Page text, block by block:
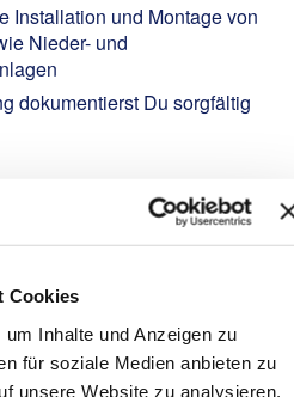
Cookies
Inhalte und Anzeigen zu
für soziale Medien anbieten zu
unsere Website zu analysieren.
Installation und Montage von
Nieder- und
dokumentierst Du sorgfältig
Ausbildung
/ Elektrofachkraft /
oder Berufsanfänger
Ehrgeiz und Interesse
Tätigkeitsfelder